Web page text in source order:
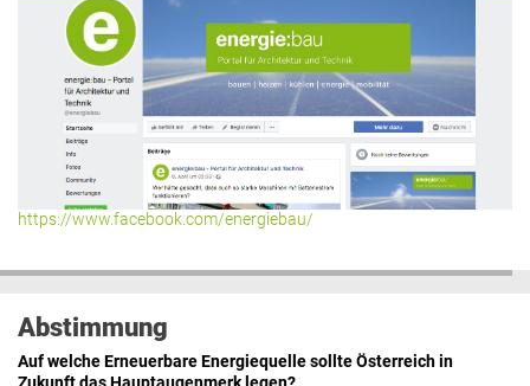
https://www.facebook.com/energiebau/
Abstimmung
Auf welche Erneuerbare Energiequelle sollte Österreich in